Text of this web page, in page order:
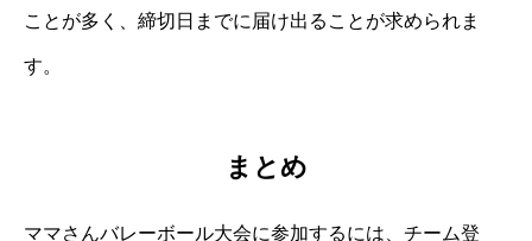
ことが多く、締切日までに届け出ることが求められま
す。
まとめ
ママさんバレーボール大会に参加するには、チーム登